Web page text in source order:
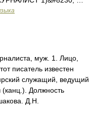
муж. 1. Лицо,
писатель известен
служащий, ведущий
Должность
Д.Н.